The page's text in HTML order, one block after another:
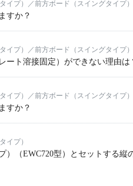
イプ）／前方ボード（スイングタイプ）
すか？
イプ）／前方ボード（スイングタイプ）
ート溶接固定）ができない理由は
イプ）／前方ボード（スイングタイプ）
すか？
イプ）
）（EWC720型）とセットする